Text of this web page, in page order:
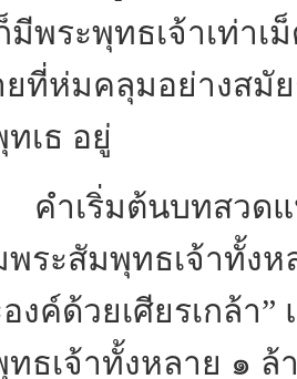
มีพระพุทธเจ้าเท่าเ
ที่ห่มคลุมอย่างสมั
เธ อยู่
เริ่มต้นบทสวดแป
พระสัมพุทธเจ้าทั้ง
งค์ด้วยเศียรเกล้า
ทธเจ้าทั้งหลาย ๑